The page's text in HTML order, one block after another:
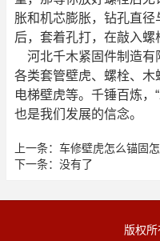
胀和机芯膨胀，钻孔直
后，套着孔打，在敲入螺
河北千木紧固件制造有
各类套管壁虎、螺栓、木
电梯壁虎等。千锤百炼，
也是我们发展的信念。
上一条： 车修壁虎怎么锚固
下一条： 没有了
版权